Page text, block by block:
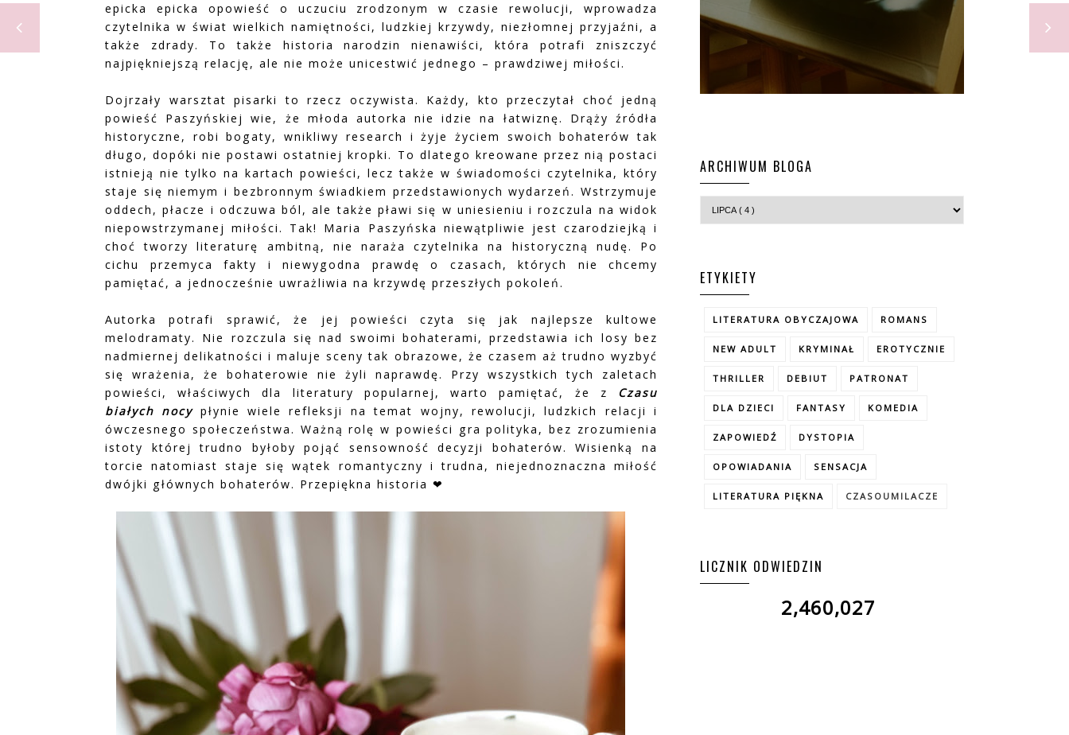
epicka epicka opowieść o uczuciu zrodzonym w czasie rewolucji, wprowadza
czytelnika w świat wielkich namiętności, ludzkiej krzywdy, niezłomnej przyjaźni, a
także zdrady. To także historia narodzin nienawiści, która potrafi zniszczyć
najpiękniejszą relację, ale nie może unicestwić jednego – prawdziwej miłości.
Dojrzały warsztat pisarki to rzecz oczywista. Każdy, kto przeczytał choć jedną
powieść Paszyńskiej wie, że młoda autorka nie idzie na łatwiznę. Drąży źródła
historyczne, robi bogaty, wnikliwy research i żyje życiem swoich bohaterów tak
długo, dopóki nie postawi ostatniej kropki. To dlatego kreowane przez nią postaci
istnieją nie tylko na kartach powieści, lecz także w świadomości czytelnika, który
staje się niemym i bezbronnym świadkiem przedstawionych wydarzeń. Wstrzymuje
oddech, płacze i odczuwa ból, ale także pławi się w uniesieniu i rozczula na widok
niepowstrzymanej miłości. Tak! Maria Paszyńska niewątpliwie jest czarodziejką i
choć tworzy literaturę ambitną, nie naraża czytelnika na historyczną nudę. Po
cichu przemyca fakty i niewygodna prawdę o czasach, których nie chcemy
pamiętać, a jednocześnie uwrażliwia na krzywdę przeszłych pokoleń.
Autorka potrafi sprawić, że jej powieści czyta się jak najlepsze kultowe
melodramaty. Nie rozczula się nad swoimi bohaterami, przedstawia ich losy bez
nadmiernej delikatności i maluje sceny tak obrazowe, że czasem aż trudno wyzbyć
się wrażenia, że bohaterowie nie żyli naprawdę. Przy wszystkich tych zaletach
powieści, właściwych dla literatury popularnej, warto pamiętać, że z Czasu
białych nocy płynie wiele refleksji na temat wojny, rewolucji, ludzkich relacji i
ówczesnego społeczeństwa. Ważną rolę w powieści gra polityka, bez zrozumienia
istoty której trudno byłoby pojąć sensowność decyzji bohaterów. Wisienką na
torcie natomiast staje się wątek romantyczny i trudna, niejednoznaczna miłość
dwójki głównych bohaterów. Przepiękna historia ❤
ARCHIWUM BLOGA
ETYKIETY
LITERATURA OBYCZAJOWA ROMANS
NEW ADULT KRYMINAŁ EROTYCZNIE
THRILLER DEBIUT PATRONAT
DLA DZIECI FANTASY KOMEDIA
ZAPOWIEDŹ DYSTOPIA
OPOWIADANIA SENSACJA
LITERATURA PIĘKNA CZASOUMILACZE
LICZNIK ODWIEDZIN
2,460,027